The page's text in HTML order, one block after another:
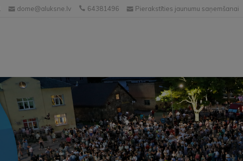
dome@aluksne.lv 64381496 Pierakstīties jaunumu saņemšanai